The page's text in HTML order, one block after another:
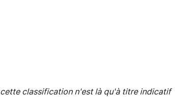
cette classification n'est là qu'à titre indicatif